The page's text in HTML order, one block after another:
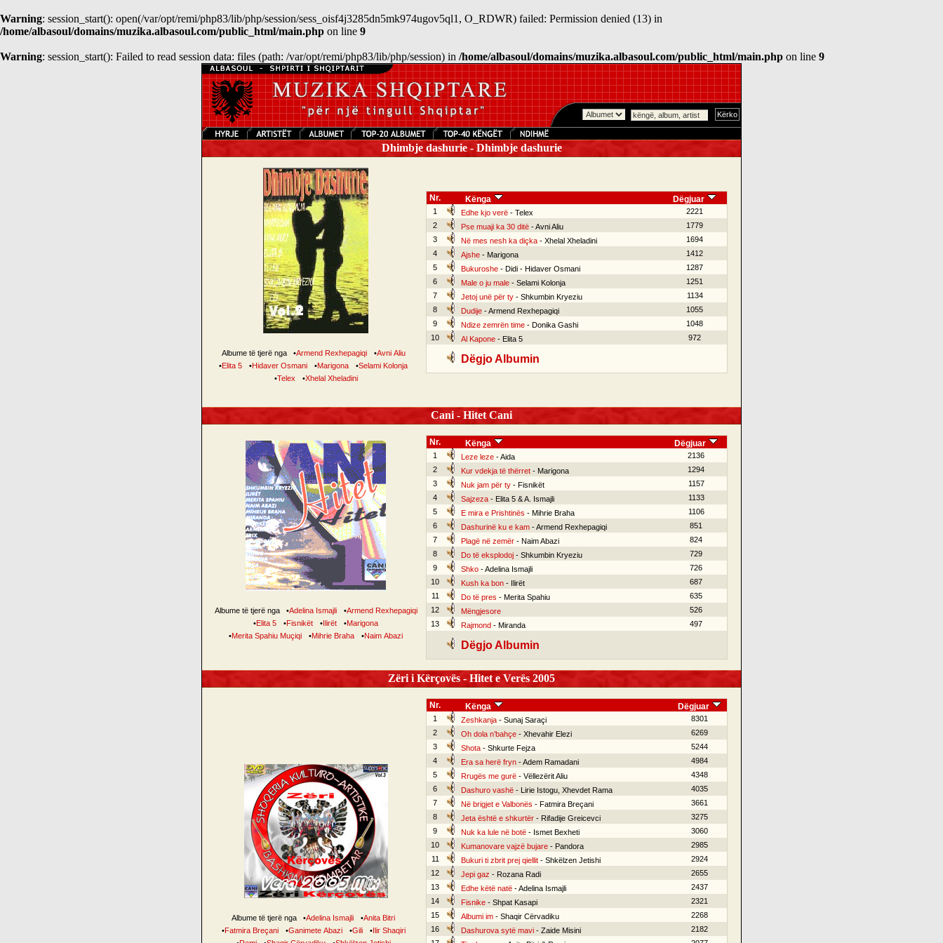
Warning: session_start(): open(/var/opt/remi/php83/lib/php/session/sess_oisf4j3285dn5mk974ugov5ql1, O_RDWR) failed: Permission denied (13) in
/home/albasoul/domains/muzika.albasoul.com/public_html/main.php on line 9
Warning: session_start(): Failed to read session data: files (path: /var/opt/remi/php83/lib/php/session) in /home/albasoul/domains/muzika.albasoul.com/public_html/main.php on line 9
Dhimbje dashurie - Dhimbje dashurie
Albume të tjerë nga •Armend Rexhepagiqi •Avni Aliu
•Elita 5 •Hidaver Osmani •Marigona •Selami Kolonja
•Telex •Xhelal Xheladini
Nr. Kënga Dëgjuar
1 Edhe kjo verë- Telex
2221
2
Pse muaji ka 30 ditë- Avni Aliu
1779
3
Në mes nesh ka diçka- Xhelal Xheladini
1694
4
Ajshe- Marigona
1412
5
Bukuroshe- Didi - Hidaver Osmani
1287
6
Male o ju male- Selami Kolonja
1251
7
Jetoj unë për ty- Shkumbin Kryeziu
1134
8
Dudije- Armend Rexhepagiqi
1055
9
Ndize zemrën time- Donika Gashi
1048
10
Al Kapone- Elita 5 972
Dëgjo Albumin
Cani - Hitet Cani
Albume të tjerë nga •Adelina Ismajli •Armend Rexhepagiqi
•Elita 5 •Fisnikët •Ilirët •Marigona
•Merita Spahiu Muçiqi •Mihrie Braha •Naim Abazi
Nr. Kënga Dëgjuar
1 Leze leze- Aida
2136
2
Kur vdekja të thërret- Marigona
1294
3
Nuk jam për ty- Fisnikët
1157
4
Sajzeza- Elita 5 & A. Ismajli
1133
5
E mira e Prishtinës - Mihrie Braha
1106
6
Dashurinë ku e kam- Armend Rexhepagiqi
851
7
Plagë në zemër- Naim Abazi
824
8
Do të eksplodoj- Shkumbin Kryeziu
729
9
Shko- Adelina Ismajli
726
10
Kush ka bon- Ilirët
687
11
Do të pres - Merita Spahiu
635
12
Mëngjesore
526
13
Rajmond- Miranda 497
Dëgjo Albumin
Zëri i Kërçovës - Hitet e Verës 2005
Albume të tjerë nga •Adelina Ismajli •Anita Bitri
•Fatmira Breçani •Ganimete Abazi •Gili •Ilir Shaqiri
Nr. Kënga Dëgjuar
1 Zeshkanja- Sunaj Saraçi
8301
2
Oh dola n’bahçe- Xhevahir Elezi
6269
3
Shota- Shkurte Fejza
5244
4
Era sa herë fryn- Adem Ramadani
4984
5
Rrugës me gurë- Vëllezërit Aliu
4348
6
Dashuro vashë- Lirie Istogu, Xhevdet Rama
4035
7
Në brigjet e Valbonës - Fatmira Breçani
3661
8
Jeta është e shkurtër- Rifadije Greicevci
3275
9
Nuk ka lule në botë- Ismet Bexheti
3060
10
Kumanovare vajzë bujare- Pandora
2985
11
Bukuri ti zbrit prej qiellit- Shkëlzen Jetishi
2924
12
Jepi gaz - Rozana Radi
2655
13
Edhe këtë natë- Adelina Ismajli
2437
14
Fisnike- Shpat Kasapi
2321
15
Albumi im- Shaqir Cërvadiku
2268
16
Dashurova sytë mavi- Zaide Misini
2182